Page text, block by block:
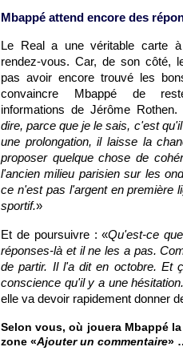
Mbappé attend encore des
Le Real a une véritable carte
rendez-vous. Car, de son côté,
pas avoir encore trouvé les
convaincre Mbappé de
informations de Jérôme Rothen.
dire, parce que je le sais, c'est
une prolongation, il laisse la
proposer quelque chose de
l'ancien milieu parisien sur les
ce n'est pas l'argent en première
sportif.»
Et de poursuivre : «Qu'est-ce
réponses-là et il ne les a pas.
de partir. Il l'a dit en octobre. Et
conscience qu'il y a une
elle va devoir rapidement donner
Selon vous, où jouera Mbappé
zone «Ajouter un commentaire»